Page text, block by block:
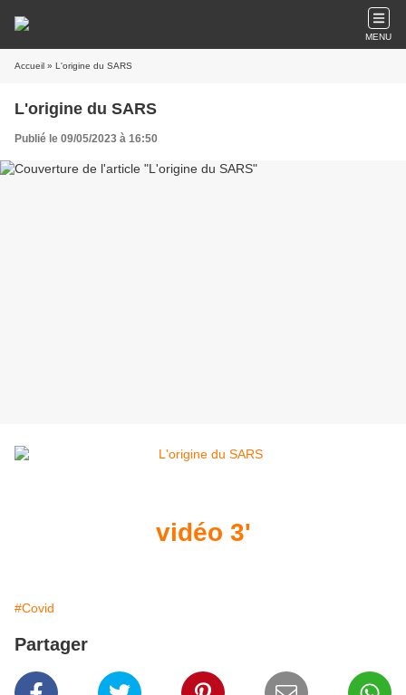
MENU
Accueil » L'origine du SARS
L'origine du SARS
Publié le 09/05/2023 à 16:50
vidéo 3'
#Covid
Partager